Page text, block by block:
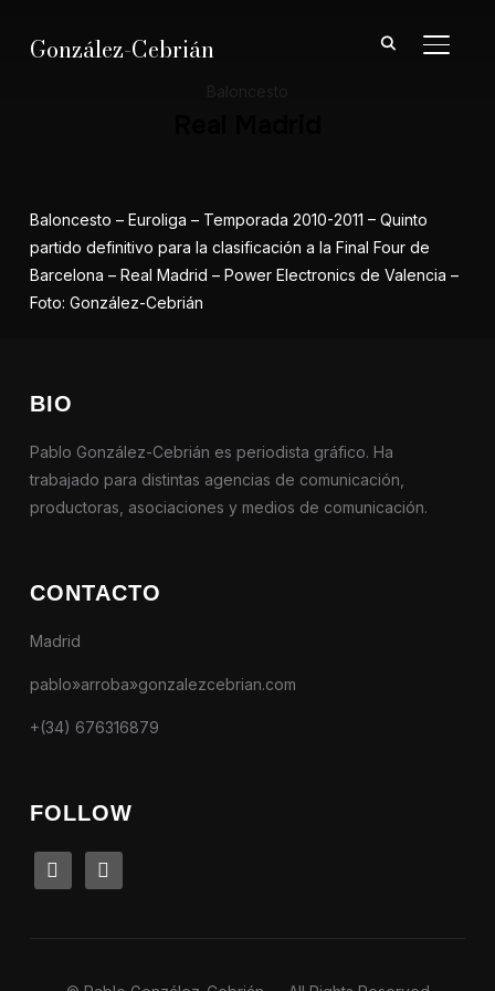
González-Cebrián
Baloncesto – Euroliga – Temporada 2010-2011 – Quinto
partido definitivo para la clasificación a la Final Four de
Barcelona – Real Madrid – Power Electronics de Valencia –
Foto: González-Cebrián
BIO
Pablo González-Cebrián es periodista gráfico. Ha
trabajado para distintas agencias de comunicación,
productoras, asociaciones y medios de comunicación.
CONTACTO
Madrid
pablo»arroba»gonzalezcebrian.com
+(34) 676316879
FOLLOW
linkedin instagram